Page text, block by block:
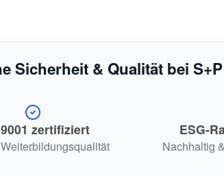
Sicherheit & Qualität bei
zertifiziert ESG-
Nachhaltig